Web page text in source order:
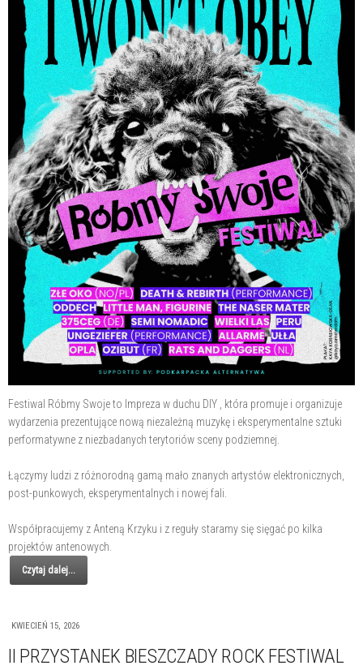
Festiwal Róbmy Swoje to Impreza w duchu DIY , która promuje i organizuje
wydarzenia prezentujące nową niezależną muzykę i eksperymentalne sztuki
performatywne z niezbadanych terytoriów sceny podziemnej.
Łączymy ludzi z różnorodną gamą mało znanych artystów elektronicznych,
post-punkowych, eksperymentalnych i nowej fali.
Współpracujemy z Anteną Krzyku i z reguły staramy się sięgać po kilka
projektów antenowych.
Czytaj dalej...
KWIECIEŃ 15, 2026
II PRZYSTANEK BIESZCZADY ROCK FESTIWAL